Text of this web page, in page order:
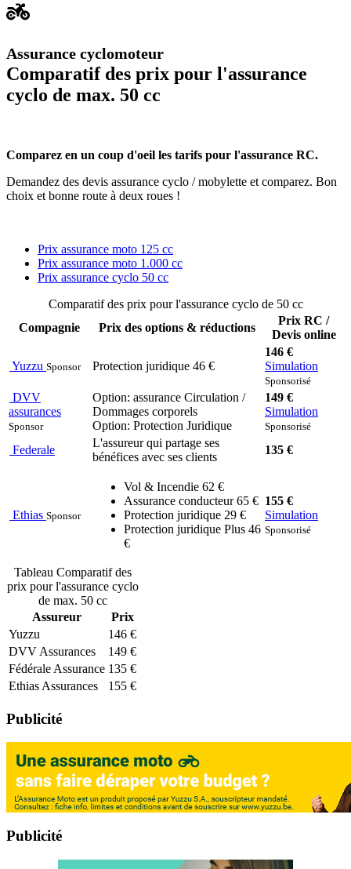
Assurance cyclomoteur
Comparatif des prix pour l'assurance
cyclo de max. 50 cc
Comparez en un coup d'oeil les tarifs pour l'assurance RC.
Demandez des devis assurance cyclo / mobylette et comparez. Bon
choix et bonne route à deux roues !
Prix assurance moto 125 cc
Prix assurance moto 1.000 cc
Prix assurance cyclo 50 cc
Comparatif des prix pour l'assurance cyclo de 50 cc
Compagnie
Prix des options & réductions
Prix RC /
Devis online
Yuzzu Sponsor Protection juridique 46 €
146 €
Simulation
Sponsorisé
DVV
assurances
Sponsor
Option: assurance Circulation /
Dommages corporels
Option: Protection Juridique
149 €
Simulation
Sponsorisé
Federale
L'assureur qui partage ses
bénéfices avec ses clients
135 €
Ethias Sponsor
Vol & Incendie 62 €
Assurance conducteur 65 €
Protection juridique 29 €
Protection juridique Plus 46
€
155 €
Simulation
Sponsorisé
Tableau Comparatif des
prix pour l'assurance cyclo
de max. 50 cc
Assureur
Prix
Yuzzu
146 €
DVV Assurances
149 €
Fédérale Assurance 135 €
Ethias Assurances
155 €
Publicité
Publicité